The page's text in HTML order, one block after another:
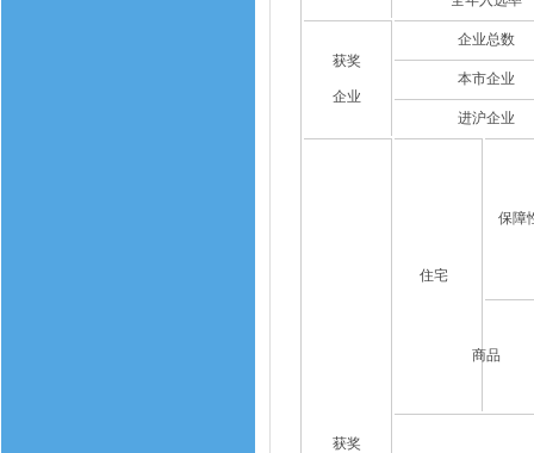
获奖
企业
企业总数
本市企业
进沪企业
获奖
住宅
保障
商品